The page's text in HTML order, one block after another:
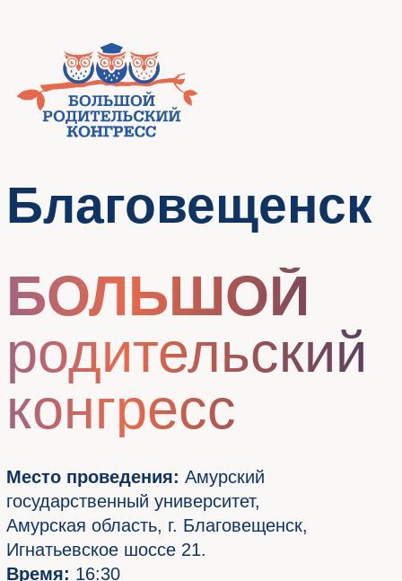
БОЛЬШОЙ
конгресс
Благовещенск
Место проведения:Амурский
государственный университет,
Амурская область, г. Благовещенск,
Время: 16:30
03.04.2026
Родительский конгресс — большое федеральное
событие, впервые в нашем городе!
Это уникальная площадка, где родители, педагоги и
эксперты со всей страны объединяются, чтобы вместе
создать пространство будущего для наших детей.